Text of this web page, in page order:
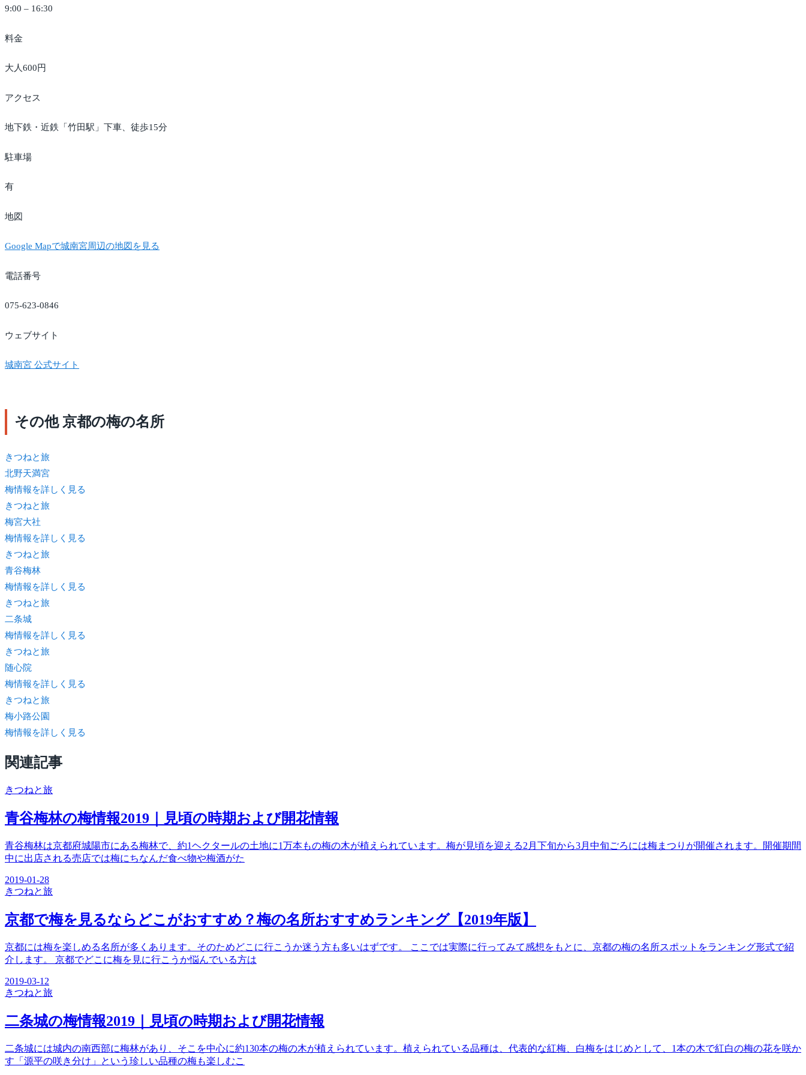
9:00 – 16:30
料金
大人600円
アクセス
地下鉄・近鉄「竹田駅」下車、徒歩15分
駐車場
有
地図
Google Mapで城南宮周辺の地図を見る
電話番号
075-623-0846
ウェブサイト
城南宮 公式サイト
その他 京都の梅の名所
きつねと旅
北野天満宮
梅情報を詳しく見る
きつねと旅
梅宮大社
梅情報を詳しく見る
きつねと旅
青谷梅林
梅情報を詳しく見る
きつねと旅
二条城
梅情報を詳しく見る
きつねと旅
随心院
梅情報を詳しく見る
きつねと旅
梅小路公園
梅情報を詳しく見る
関連記事
きつねと旅
青谷梅林の梅情報2019｜見頃の時期および開花情報
青谷梅林は京都府城陽市にある梅林で、約1ヘクタールの土地に1万本もの梅の木が植えられています。梅が見頃を迎える2月下旬から3月中旬ごろには梅まつりが開催されます。開催期間
中に出店される売店では梅にちなんだ食べ物や梅酒がた
2019-01-28
きつねと旅
京都で梅を見るならどこがおすすめ？梅の名所おすすめランキング【2019年版】
京都には梅を楽しめる名所が多くあります。そのためどこに行こうか迷う方も多いはずです。 ここでは実際に行ってみて感想をもとに、京都の梅の名所スポットをランキング形式で紹
介します。 京都でどこに梅を見に行こうか悩んでいる方は
2019-03-12
きつねと旅
二条城の梅情報2019｜見頃の時期および開花情報
二条城には城内の南西部に梅林があり、そこを中心に約130本の梅の木が植えられています。植えられている品種は、代表的な紅梅、白梅をはじめとして、1本の木で紅白の梅の花を咲か
す「源平の咲き分け」という珍しい品種の梅も楽しむこ